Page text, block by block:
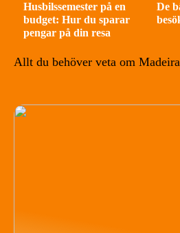
Husbilssemester på en
budget: Hur du sparar
pengar på din resa
De
Allt du behöver veta om